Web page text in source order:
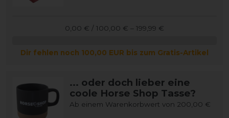
0,00 € / 100,00 € – 199,99 €
Dir fehlen noch 100,00 EUR bis zum Gratis-Artikel
... oder doch lieber eine
coole Horse Shop Tasse?
Ab einem Warenkorbwert von 200,00 €